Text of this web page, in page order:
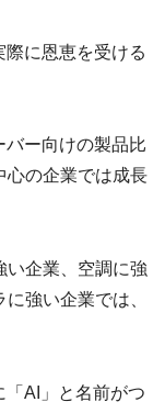
に恩恵を受ける
ー向けの製品比
心の企業では成長
い企業、空調に強
強い企業では、
「AI」と名前がつ